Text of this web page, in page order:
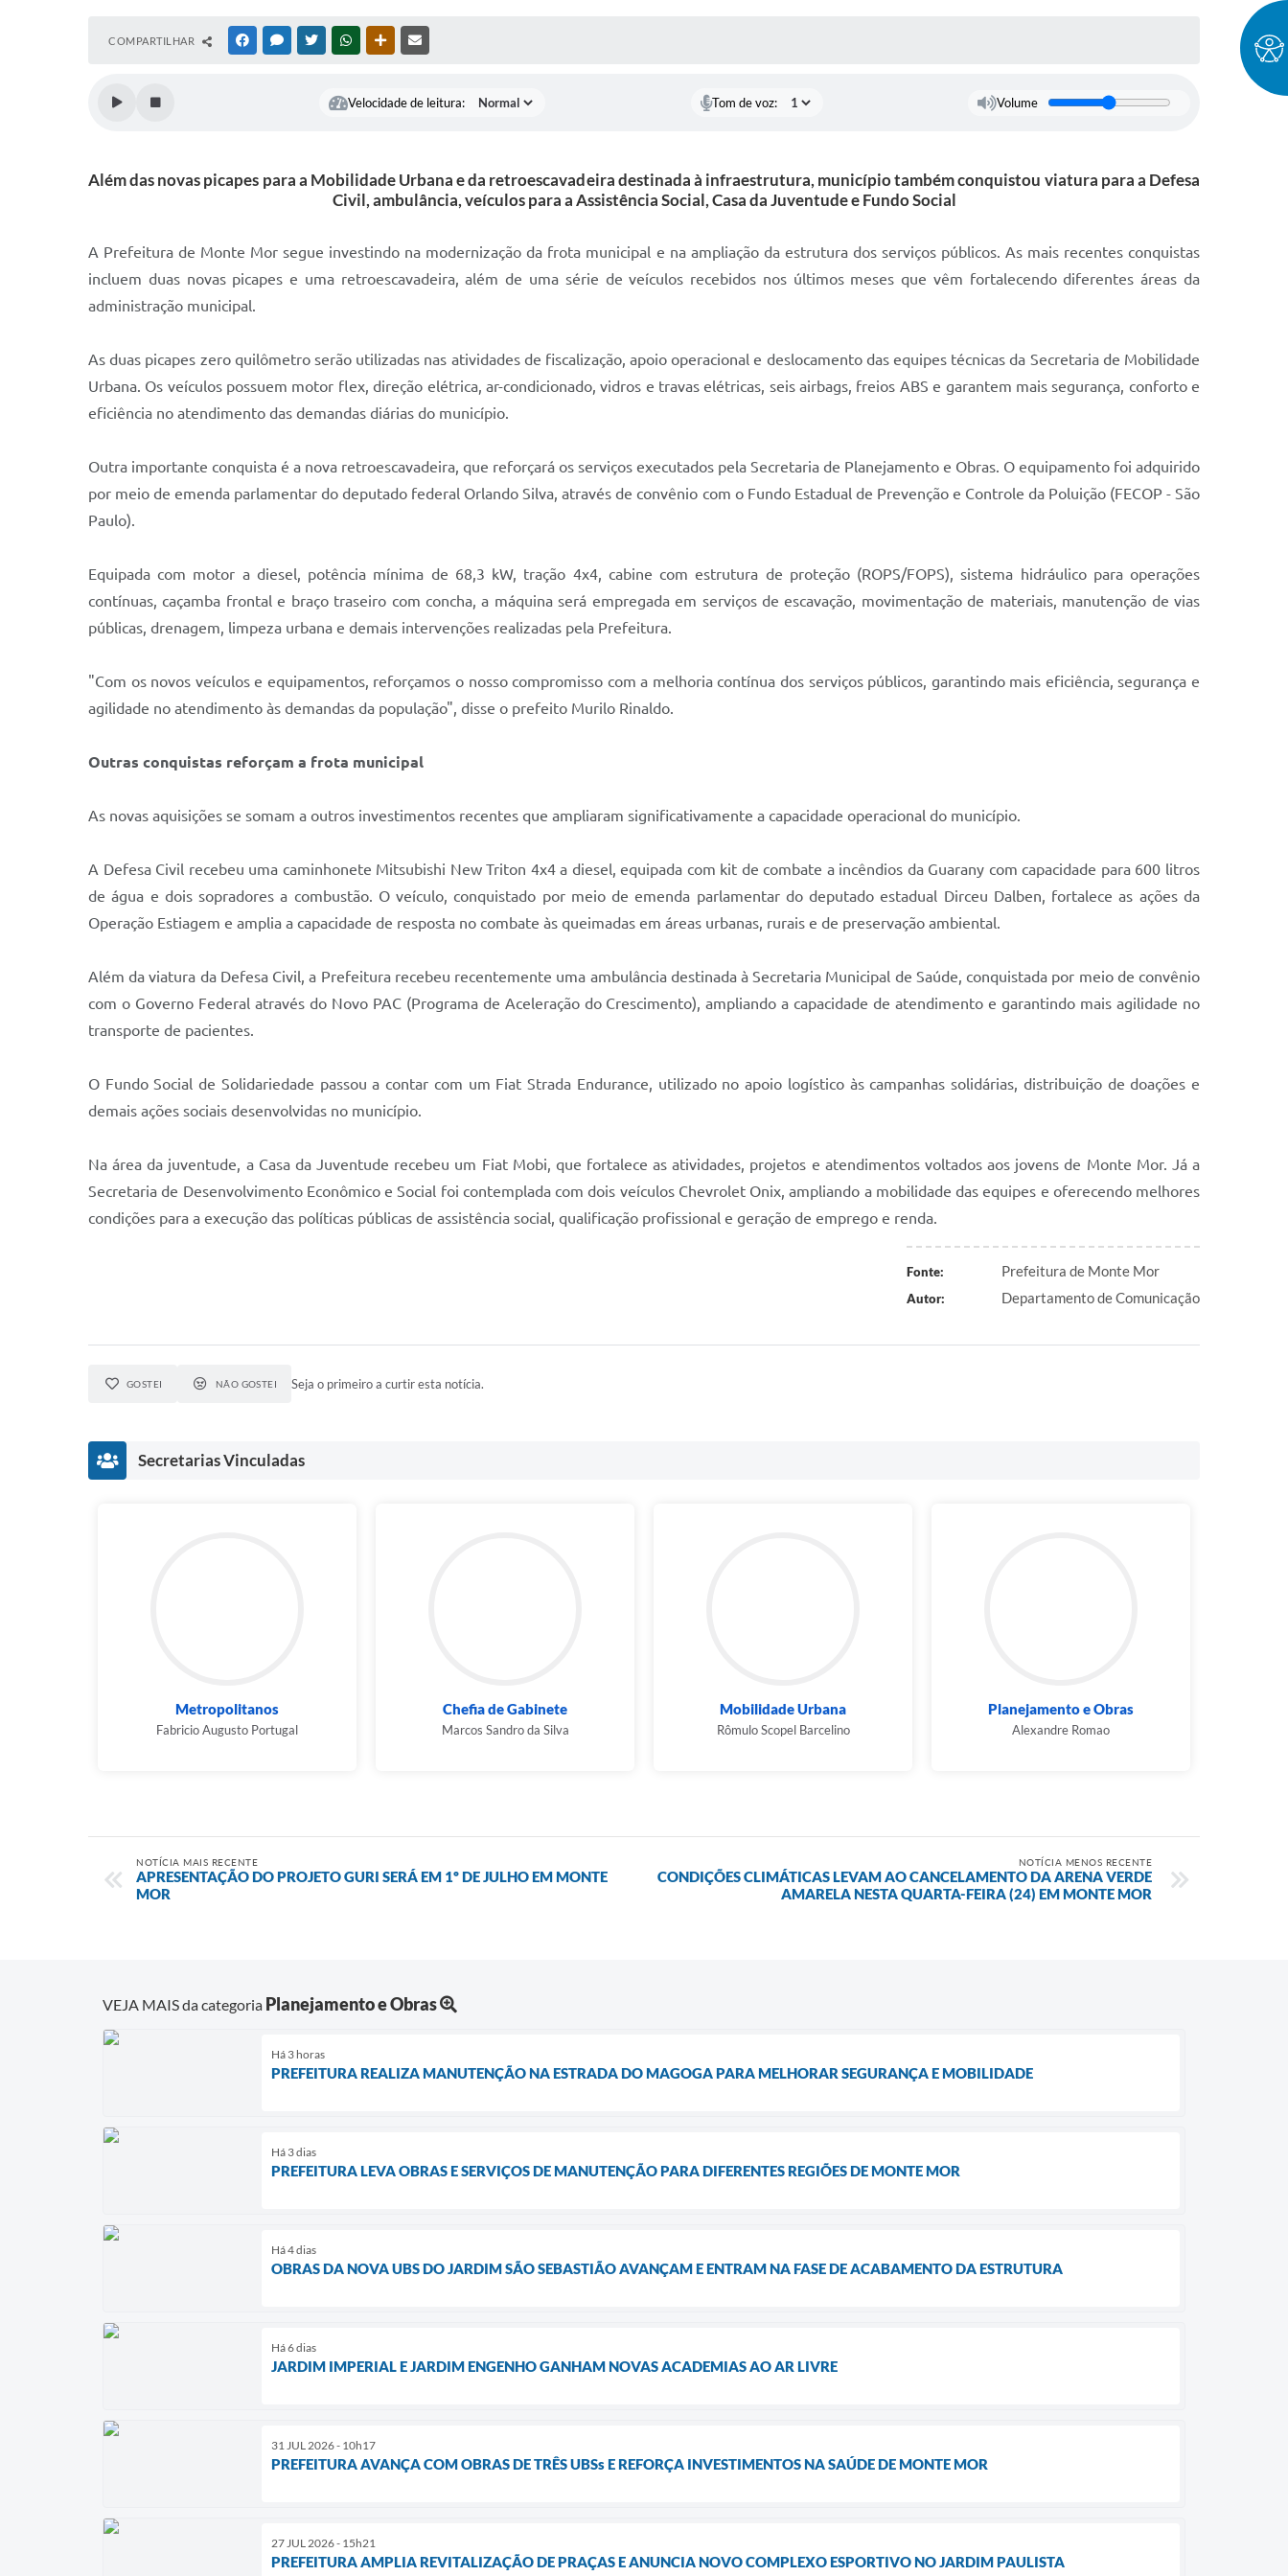
COMPARTILHAR FACEBOOKMESSENGER
TWITTERWHATSAPPOUTRAS MÍDIAS
Velocidade de leitura: Tom de voz: Volume
Além das novas picapes para a Mobilidade Urbana e da retroescavadeira destinada à infraestrutura, município também conquistou viatura para a Defesa
Civil, ambulância, veículos para a Assistência Social, Casa da Juventude e Fundo Social
A Prefeitura de Monte Mor segue investindo na modernização da frota municipal e na ampliação da estrutura dos serviços públicos. As mais recentes conquistas
incluem duas novas picapes e uma retroescavadeira, além de uma série de veículos recebidos nos últimos meses que vêm fortalecendo diferentes áreas da
administração municipal.
As duas picapes zero quilômetro serão utilizadas nas atividades de fiscalização, apoio operacional e deslocamento das equipes técnicas da Secretaria de Mobilidade
Urbana. Os veículos possuem motor flex, direção elétrica, ar-condicionado, vidros e travas elétricas, seis airbags, freios ABS e garantem mais segurança, conforto e
eficiência no atendimento das demandas diárias do município.
Outra importante conquista é a nova retroescavadeira, que reforçará os serviços executados pela Secretaria de Planejamento e Obras. O equipamento foi adquirido
por meio de emenda parlamentar do deputado federal Orlando Silva, através de convênio com o Fundo Estadual de Prevenção e Controle da Poluição (FECOP - São
Paulo).
Equipada com motor a diesel, potência mínima de 68,3 kW, tração 4x4, cabine com estrutura de proteção (ROPS/FOPS), sistema hidráulico para operações
contínuas, caçamba frontal e braço traseiro com concha, a máquina será empregada em serviços de escavação, movimentação de materiais, manutenção de vias
públicas, drenagem, limpeza urbana e demais intervenções realizadas pela Prefeitura.
"Com os novos veículos e equipamentos, reforçamos o nosso compromisso com a melhoria contínua dos serviços públicos, garantindo mais eficiência, segurança e
agilidade no atendimento às demandas da população", disse o prefeito Murilo Rinaldo.
Outras conquistas reforçam a frota municipal
As novas aquisições se somam a outros investimentos recentes que ampliaram significativamente a capacidade operacional do município.
A Defesa Civil recebeu uma caminhonete Mitsubishi New Triton 4x4 a diesel, equipada com kit de combate a incêndios da Guarany com capacidade para 600 litros
de água e dois sopradores a combustão. O veículo, conquistado por meio de emenda parlamentar do deputado estadual Dirceu Dalben, fortalece as ações da
Operação Estiagem e amplia a capacidade de resposta no combate às queimadas em áreas urbanas, rurais e de preservação ambiental.
Além da viatura da Defesa Civil, a Prefeitura recebeu recentemente uma ambulância destinada à Secretaria Municipal de Saúde, conquistada por meio de convênio
com o Governo Federal através do Novo PAC (Programa de Aceleração do Crescimento), ampliando a capacidade de atendimento e garantindo mais agilidade no
transporte de pacientes.
O Fundo Social de Solidariedade passou a contar com um Fiat Strada Endurance, utilizado no apoio logístico às campanhas solidárias, distribuição de doações e
demais ações sociais desenvolvidas no município.
Na área da juventude, a Casa da Juventude recebeu um Fiat Mobi, que fortalece as atividades, projetos e atendimentos voltados aos jovens de Monte Mor. Já a
Secretaria de Desenvolvimento Econômico e Social foi contemplada com dois veículos Chevrolet Onix, ampliando a mobilidade das equipes e oferecendo melhores
condições para a execução das políticas públicas de assistência social, qualificação profissional e geração de emprego e renda.
Fonte: Prefeitura de Monte Mor
Autor: Departamento de Comunicação
GOSTEI NÃO GOSTEI Seja o primeiro a curtir esta notícia.
Secretarias Vinculadas
Metropolitanos
Fabricio Augusto Portugal
Chefia de Gabinete
Marcos Sandro da Silva
Mobilidade Urbana
Rômulo Scopel Barcelino
Planejamento e Obras
Alexandre Romao
NOTÍCIA MAIS RECENTE
APRESENTAÇÃO DO PROJETO GURI SERÁ EM 1º DE JULHO EM MONTE
MOR
NOTÍCIA MENOS RECENTE
CONDIÇÕES CLIMÁTICAS LEVAM AO CANCELAMENTO DA ARENA VERDE
AMARELA NESTA QUARTA-FEIRA (24) EM MONTE MOR
VEJA MAIS da categoria Planejamento e Obras
Há 3 horas
PREFEITURA REALIZA MANUTENÇÃO NA ESTRADA DO MAGOGA PARA MELHORAR SEGURANÇA E MOBILIDADE
Há 3 dias
PREFEITURA LEVA OBRAS E SERVIÇOS DE MANUTENÇÃO PARA DIFERENTES REGIÕES DE MONTE MOR
Há 4 dias
OBRAS DA NOVA UBS DO JARDIM SÃO SEBASTIÃO AVANÇAM E ENTRAM NA FASE DE ACABAMENTO DA ESTRUTURA
Há 6 dias
JARDIM IMPERIAL E JARDIM ENGENHO GANHAM NOVAS ACADEMIAS AO AR LIVRE
31 JUL 2026 - 10h17
PREFEITURA AVANÇA COM OBRAS DE TRÊS UBSs E REFORÇA INVESTIMENTOS NA SAÚDE DE MONTE MOR
27 JUL 2026 - 15h21
PREFEITURA AMPLIA REVITALIZAÇÃO DE PRAÇAS E ANUNCIA NOVO COMPLEXO ESPORTIVO NO JARDIM PAULISTA